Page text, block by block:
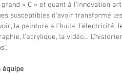
grand « C » et quant à l’innovation
susceptibles d'avoir transformé
la peinture à l'huile, l'électricité,
l'acrylique, la vidéo…
équipe